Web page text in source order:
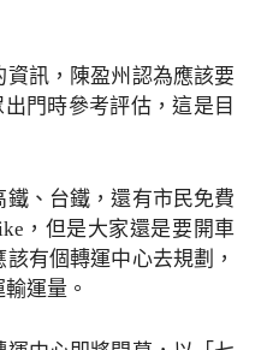
訊，陳盈州認為應該要
門時參考評估，這是目
、台鐵，還有市民免費
，但是大家還是要開車
有個轉運中心去規劃，
運量。